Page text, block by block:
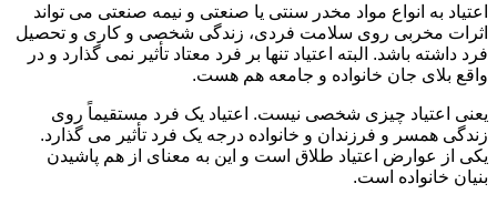
اعتیاد به انواع مواد مخدر سنتی یا صنعتی و نیمه صنعتی می تواند
اثرات مخربی روی سلامت فردی، زندگی شخصی و کاری و تحصیل
فرد داشته باشد. البته اعتیاد تنها بر فرد معتاد تأثیر نمی گذارد و در
واقع بلای جان خانواده و جامعه هم هست.
یعنی اعتیاد چیزی شخصی نیست. اعتیاد یک فرد مستقیماً روی
زندگی همسر و فرزندان و خانواده درجه یک فرد تأثیر می گذارد.
یکی از عوارض اعتیاد طلاق است و این به معنای از هم پاشیدن
بنیان خانواده است.